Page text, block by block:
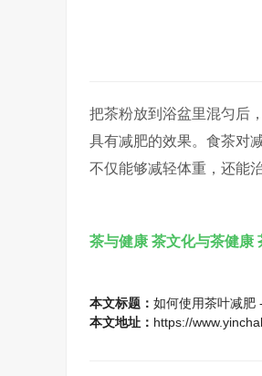
把茶粉放到浴盆里混匀后
具有减肥的效果。食茶对
不仅能够减轻体重，还能
茶与健康 茶文化与茶健康
本文标题： 如何使用茶叶减肥 -
本文地址： https://